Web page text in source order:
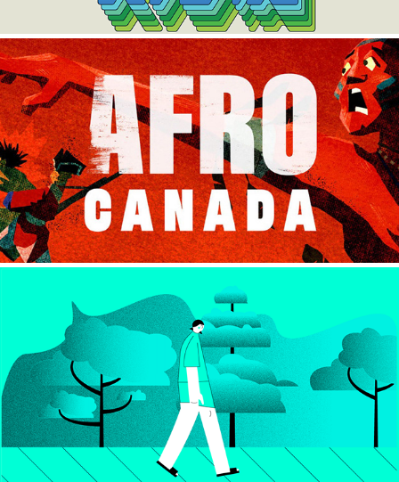
AFRO CANADA
UNIVERSITÉ LAVAL